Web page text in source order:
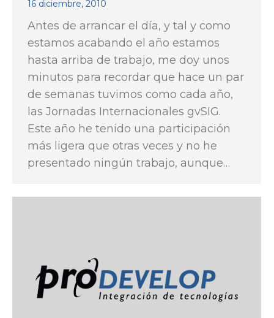
16 diciembre, 2010
Antes de arrancar el día, y tal y como
estamos acabando el año estamos
hasta arriba de trabajo, me doy unos
minutos para recordar que hace un par
de semanas tuvimos como cada año,
las Jornadas Internacionales gvSIG.
Este año he tenido una participación
más ligera que otras veces y no he
presentado ningún trabajo, aunque…